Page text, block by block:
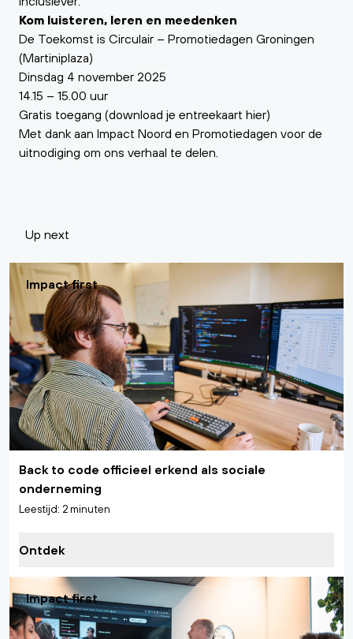
Kom luisteren, leren en meedenken
De Toekomst is Circulair – Promotiedagen Groningen
(Martiniplaza)
Dinsdag 4 november 2025
14.15 – 15.00 uur
Gratis toegang (download je entreekaart hier)
Met dank aan Impact Noord en Promotiedagen voor de
uitnodiging om ons verhaal te delen.
Up next
Impact first
Back to code officieel erkend als sociale
onderneming
Leestijd: 2 minuten
Ontdek
Impact first